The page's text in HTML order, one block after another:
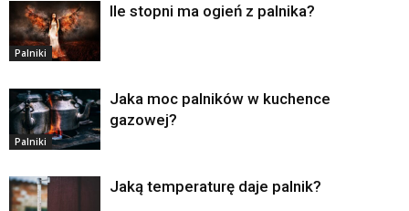
Palniki
Ile stopni ma ogień z palnika?
Palniki
Jaka moc palników w kuchence
gazowej?
Jaką temperaturę daje palnik?